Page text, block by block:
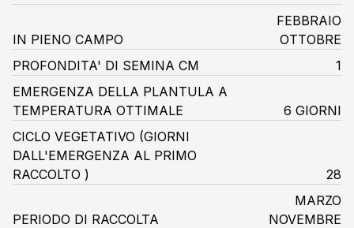
IN PIENO CAMPO
FEBBRAIO
OTTOBRE
PROFONDITA' DI SEMINA CM
1
EMERGENZA DELLA PLANTULA A
TEMPERATURA OTTIMALE
6 GIORNI
CICLO VEGETATIVO (GIORNI
DALL'EMERGENZA AL PRIMO
RACCOLTO )
28
PERIODO DI RACCOLTA
MARZO
NOVEMBRE